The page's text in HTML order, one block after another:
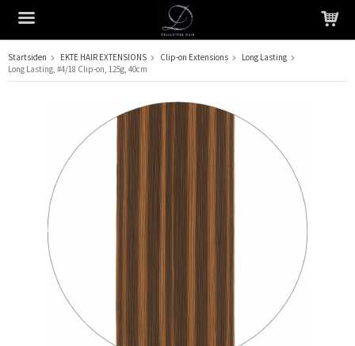
Produktet har blitt lagt til i handlekurven din
Startsiden EKTE HAIR EXTENSIONS Clip-on Extensions
Long Lasting
Long Lasting, #4/18 Clip-on, 125g, 40cm